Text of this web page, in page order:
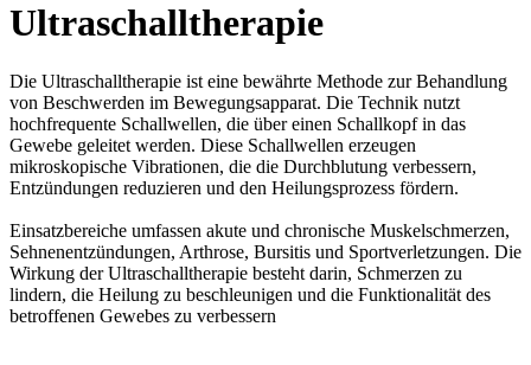
Ultraschalltherapie
Die Ultraschalltherapie ist eine bewährte Methode zur Behandlung
von Beschwerden im Bewegungsapparat. Die Technik nutzt
hochfrequente Schallwellen, die über einen Schallkopf in das
Gewebe geleitet werden. Diese Schallwellen erzeugen
mikroskopische Vibrationen, die die Durchblutung verbessern,
Entzündungen reduzieren und den Heilungsprozess fördern.
Einsatzbereiche umfassen akute und chronische Muskelschmerzen,
Sehnenentzündungen, Arthrose, Bursitis und Sportverletzungen. Die
Wirkung der Ultraschalltherapie besteht darin, Schmerzen zu
lindern, die Heilung zu beschleunigen und die Funktionalität des
betroffenen Gewebes zu verbessern